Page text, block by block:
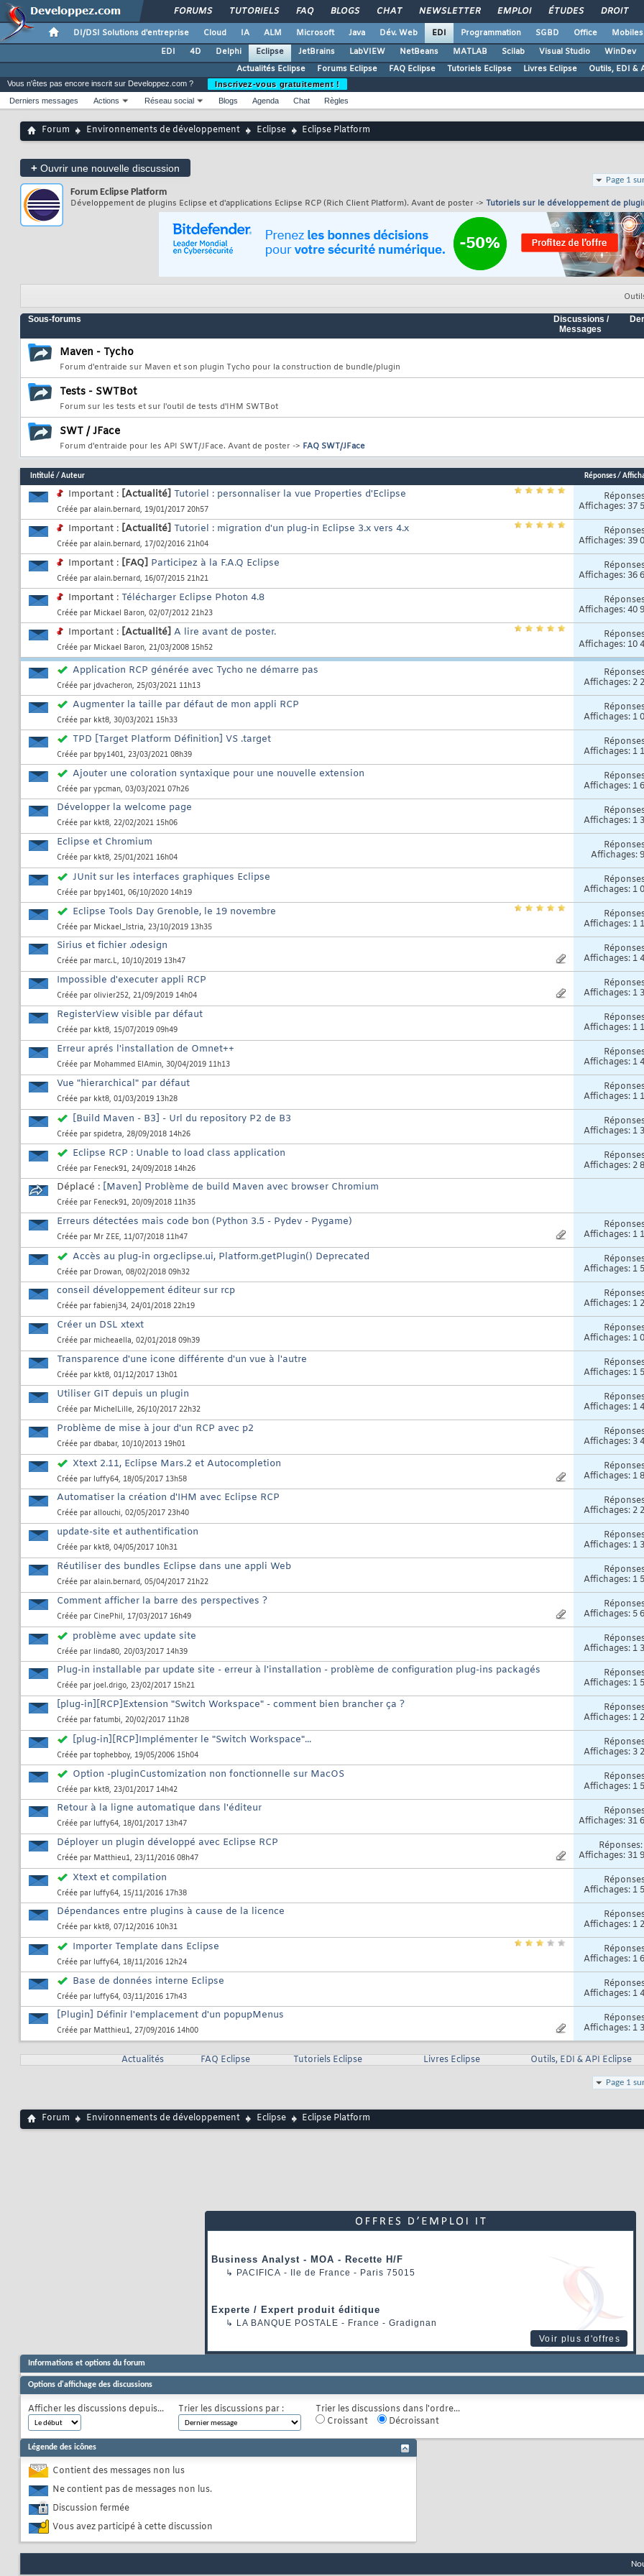
FORUMS TUTORIELS FAQ BLOGS CHAT NEWSLETTER EMPLOI ÉTUDES DROIT
DI/DSI Solutions d'entreprise Cloud IA ALM Microsoft Java Dév. Web EDI Programmation SGBD Office
Mobiles
EDI
4D Delphi Eclipse JetBrains LabVIEW NetBeans MATLAB Scilab Visual Studio
WinDev
Actualités Eclipse
Forums Eclipse FAQ Eclipse Tutoriels Eclipse Livres Eclipse Outils, EDI &
Vous n'êtes pas encore inscrit sur Developpez.com ?
Inscrivez-vous gratuitement !
Derniers messages
Actions Réseau social Blogs Agenda Chat Règles
Forum Environnements de développement Eclipse Eclipse Platform
+ Ouvrir une nouvelle discussion
Page 1
Forum Eclipse Platform
Développement de plugins Eclipse et d'applications Eclipse RCP (Rich Client Platform). Avant de poster -> Tutoriels sur le développement de
Sous-forums
Discussions /
Messages
Maven - Tycho
Forum d'entraide sur Maven et son plugin Tycho pour la construction de bundle/plugin
Tests - SWTBot
Forum sur les tests et sur l'outil de tests d'IHM SWTBot
SWT / JFace
Forum d'entraide pour les API SWT/JFace. Avant de poster -> FAQ SWT/JFace
Intitulé/ Auteur Réponses/
Important : [Actualité] Tutoriel : personnaliser la vue Properties d'Eclipse
Créée par alain.bernard, 19/01/2017 20h57
Affichages: 37
Important : [Actualité] Tutoriel : migration d'un plug-in Eclipse 3.x vers 4.x
Créée par alain.bernard, 17/02/2016 21h04
Affichages: 39
Important : [FAQ] Participez à la F.A.Q Eclipse
Créée par alain.bernard, 16/07/2015 21h21
Affichages: 36
Important : Télécharger Eclipse Photon 4.8
Créée par Mickael Baron, 02/07/2012 21h23
Affichages: 40
Important : [Actualité] A lire avant de poster.
Créée par Mickael Baron, 21/03/2008 15h52
Affichages: 10
Application RCP générée avec Tycho ne démarre pas
Créée par jdvacheron, 25/03/2021 11h13
Affichages: 2
Augmenter la taille par défaut de mon appli RCP
Créée par kkt8, 30/03/2021 15h33
Affichages: 1
TPD [Target Platform Définition] VS .target
Créée par bpy1401, 23/03/2021 08h39
Affichages: 1
Ajouter une coloration syntaxique pour une nouvelle extension
Créée par ypcman, 03/03/2021 07h26
Affichages: 1
Développer la welcome page
Créée par kkt8, 22/02/2021 15h06
Affichages: 1
Eclipse et Chromium
Créée par kkt8, 25/01/2021 16h04
Affichages:
JUnit sur les interfaces graphiques Eclipse
Créée par bpy1401, 06/10/2020 14h19
Affichages: 1
Eclipse Tools Day Grenoble, le 19 novembre
Créée par Mickael_Istria, 23/10/2019 13h35
Affichages: 1
Sirius et fichier .odesign
Créée par marc.L, 10/10/2019 13h47
Affichages: 1
Impossible d'executer appli RCP
Créée par olivier252, 21/09/2019 14h04
Affichages: 1
RegisterView visible par défaut
Créée par kkt8, 15/07/2019 09h49
Affichages: 1
Erreur aprés l'installation de Omnet++
Créée par Mohammed ElAmin, 30/04/2019 11h13
Affichages: 1
Vue "hierarchical" par défaut
Créée par kkt8, 01/03/2019 13h28
Affichages: 1
[Build Maven - B3] - Url du repository P2 de B3
Créée par spidetra, 28/09/2018 14h26
Affichages: 1
Eclipse RCP : Unable to load class application
Créée par Feneck91, 24/09/2018 14h26
Affichages: 2
Déplacé : [Maven] Problème de build Maven avec browser Chromium
Créée par Feneck91, 20/09/2018 11h35
Erreurs détectées mais code bon (Python 3.5 - Pydev - Pygame)
Créée par Mr ZEE, 11/07/2018 11h47
Affichages: 1
Accès au plug-in org.eclipse.ui, Platform.getPlugin() Deprecated
Créée par Drowan, 08/02/2018 09h32
Affichages: 1
conseil développement éditeur sur rcp
Créée par fabienj34, 24/01/2018 22h19
Affichages: 1
Créer un DSL xtext
Créée par micheaella, 02/01/2018 09h39
Affichages: 1
Transparence d'une icone différente d'un vue à l'autre
Créée par kkt8, 01/12/2017 13h01
Affichages: 1
Utiliser GIT depuis un plugin
Créée par MichelLille, 26/10/2017 22h32
Affichages: 1
Problème de mise à jour d'un RCP avec p2
Créée par dbabar, 10/10/2013 19h01
Affichages: 3
Xtext 2.11, Eclipse Mars.2 et Autocompletion
Créée par luffy64, 18/05/2017 13h58
Affichages: 1
Automatiser la création d'IHM avec Eclipse RCP
Créée par allouchi, 02/05/2017 23h40
Affichages: 2
update-site et authentification
Créée par kkt8, 04/05/2017 10h31
Affichages: 1
Réutiliser des bundles Eclipse dans une appli Web
Créée par alain.bernard, 05/04/2017 21h22
Affichages: 1
Comment afficher la barre des perspectives ?
Créée par CinePhil, 17/03/2017 16h49
Affichages: 5
problème avec update site
Créée par linda80, 20/03/2017 14h39
Affichages: 1
Plug-in installable par update site - erreur à l'installation - problème de configuration plug-ins packagés
Créée par joel.drigo, 23/02/2017 15h21
Affichages: 1
[plug-in][RCP]Extension "Switch Workspace" - comment bien brancher ça ?
Créée par fatumbi, 20/02/2017 11h28
Affichages: 1
[plug-in][RCP]Implémenter le "Switch Workspace"...
Créée par tophebboy, 19/05/2006 15h04
Affichages: 3
Option -pluginCustomization non fonctionnelle sur MacOS
Créée par kkt8, 23/01/2017 14h42
Affichages: 1
Retour à la ligne automatique dans l'éditeur
Créée par luffy64, 18/01/2017 13h47
Affichages: 31
Déployer un plugin développé avec Eclipse RCP
Créée par Matthieu1, 23/11/2016 08h47
Affichages: 31
Xtext et compilation
Créée par luffy64, 15/11/2016 17h38
Affichages: 1
Dépendances entre plugins à cause de la licence
Créée par kkt8, 07/12/2016 10h31
Affichages: 1
Importer Template dans Eclipse
Créée par luffy64, 18/11/2016 12h24
Affichages: 1
Base de données interne Eclipse
Créée par luffy64, 03/11/2016 17h43
Affichages: 1
[Plugin] Définir l'emplacement d'un popupMenus
Créée par Matthieu1, 27/09/2016 14h00
Affichages: 1
Actualités FAQ Eclipse Tutoriels Eclipse Livres Eclipse Outils, EDI & API Eclipse
Page 1
Forum Environnements de développement Eclipse Eclipse Platform
Business Analyst - MOA - Recette H/F
↳ PACIFICA - Ile de France - Paris 75015
Experte / Expert produit éditique
↳ LA BANQUE POSTALE - France - Gradignan
Voir plus d'offres
Informations et options du forum
Options d'affichage des discussions
Afficher les discussions depuis... Trier les discussions par :
Trier les discussions dans l'ordre...
Croissant
Décroissant
Légende des icônes
Contient des messages non lus
Ne contient pas de messages non lus.
Discussion fermée
Vous avez participé à cette discussion